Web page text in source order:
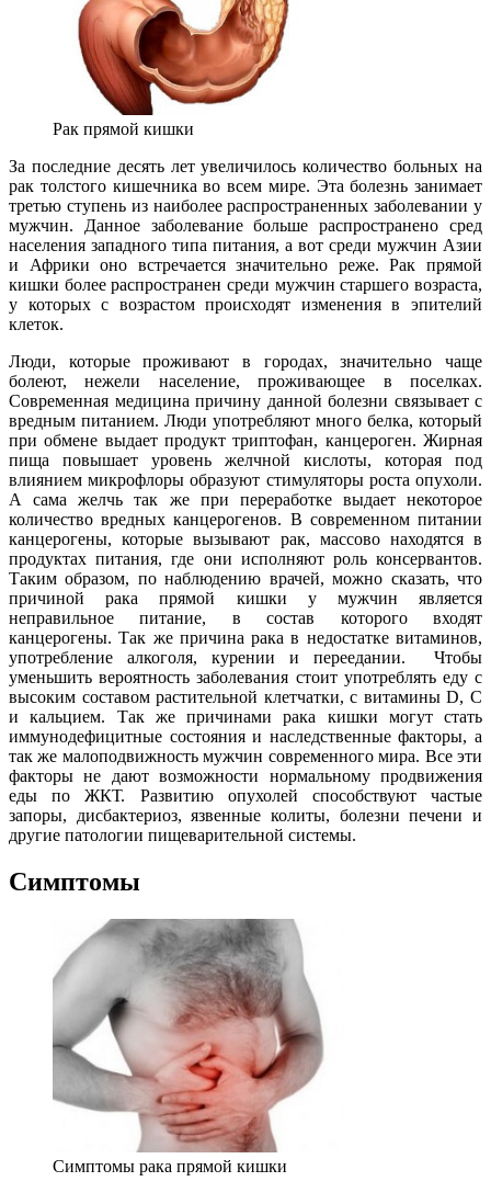
Рак прямой кишки
За последние десять лет увеличилось количество больных на
рак толстого кишечника во всем мире. Эта болезнь занимает
третью ступень из наиболее распространенных заболевании у
мужчин. Данное заболевание больше распространено сред
населения западного типа питания, а вот среди мужчин Азии
и Африки оно встречается значительно реже. Рак прямой
кишки более распространен среди мужчин старшего возраста,
у которых с возрастом происходят изменения в эпителий
клеток.
Люди, которые проживают в городах, значительно чаще
болеют, нежели население, проживающее в поселках.
Современная медицина причину данной болезни связывает с
вредным питанием. Люди употребляют много белка, который
при обмене выдает продукт триптофан, канцероген. Жирная
пища повышает уровень желчной кислоты, которая под
влиянием микрофлоры образуют стимуляторы роста опухоли.
А сама желчь так же при переработке выдает некоторое
количество вредных канцерогенов. В современном питании
канцерогены, которые вызывают рак, массово находятся в
продуктах питания, где они исполняют роль консервантов.
Таким образом, по наблюдению врачей, можно сказать, что
причиной рака прямой кишки у мужчин является
неправильное питание, в состав которого входят
канцерогены. Так же причина рака в недостатке витаминов,
употребление алкоголя, курении и переедании. Чтобы
уменьшить вероятность заболевания стоит употреблять еду с
высоким составом растительной клетчатки, с витамины D, C
и кальцием. Так же причинами рака кишки могут стать
иммунодефицитные состояния и наследственные факторы, а
так же малоподвижность мужчин современного мира. Все эти
факторы не дают возможности нормальному продвижения
еды по ЖКТ. Развитию опухолей способствуют частые
запоры, дисбактериоз, язвенные колиты, болезни печени и
другие патологии пищеварительной системы.
Симптомы
Симптомы рака прямой кишки